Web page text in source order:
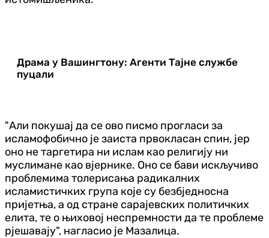
Драма у Вашингтону: Агенти Тајне службе
пуцали
"Али покушај да се ово писмо прогласи за
исламофобично је заиста првокласан спин, јер
оно не таргетира ни ислам као религију ни
муслимане као вјернике. Оно се бави искључиво
проблемима толерисања радикалних
исламистичких група које су безбједносна
пријетња, а од стране сарајевских политичких
елита, те о њиховој неспремности да те проблеме
рјешавају", нагласио је Мазалица.